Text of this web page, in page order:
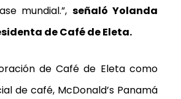
mundial.”, señaló Yolanda
de Café de Eleta.
de Café de Eleta como
de café, McDonald’s Panamá